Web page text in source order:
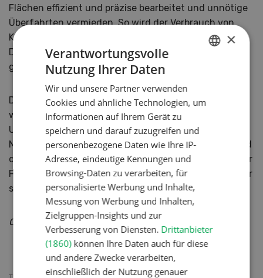
Flächen effizient und präzise bearbeitet und unnötige
Überfahrten vermieden. So wird der Verbrauch von
Kraftstoff und Ressourcen wie Pflanzenschutz- oder
Düngemittel reduziert, der Boden geschont und Zeit
gespart.
Der Fendt Rogator 900 ist in ausgewählten Märkten
wie den USA, Kanada, Australien, Russland und der
Ukraine verfügbar. Der Selbstfahrer kann in
Nordamerika ab Oktober 2021 bestellt werden und wird
dann ab Mai 2022 ausgeliefert. Anschliessend wird der
Fendt Rogator 900 auch in anderen Märkten verfügbar
sein.
Quelle: Fendt
×
Verantwortungsvolle
Nutzung Ihrer Daten
Wir und unsere Partner verwenden
Cookies und ähnliche Technologien, um
Informationen auf Ihrem Gerät zu
speichern und darauf zuzugreifen und
personenbezogene Daten wie Ihre IP-
Adresse, eindeutige Kennungen und
Browsing-Daten zu verarbeiten, für
personalisierte Werbung und Inhalte,
Messung von Werbung und Inhalten,
Zielgruppen-Insights und zur
Verbesserung von Diensten. Drittanbieter
(1860)können Ihre Daten auch für diese
und andere Zwecke verarbeiten,
einschließlich der Nutzung genauer